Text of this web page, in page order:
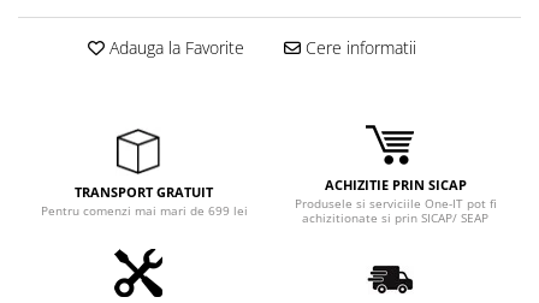
Componente PC
Placi de Baza
Memorii
Hard Disc-uri
Adauga la Favorite Cere informatii
TRANSPORT GRATUIT
Pentru comenzi mai mari de 699 lei
ACHIZITIE PRIN SICAP
Produsele si serviciile One-IT pot fi
achizitionate si prin SICAP/ SEAP